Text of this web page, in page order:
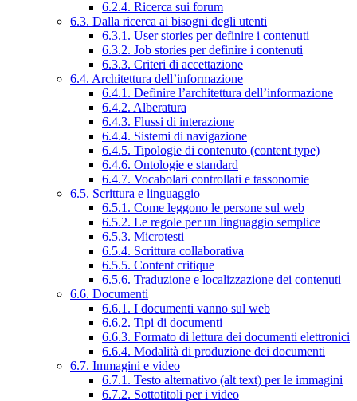
6.2.4. Ricerca sui forum
6.3. Dalla ricerca ai bisogni degli utenti
6.3.1. User stories per definire i contenuti
6.3.2. Job stories per definire i contenuti
6.3.3. Criteri di accettazione
6.4. Architettura dell’informazione
6.4.1. Definire l’architettura dell’informazione
6.4.2. Alberatura
6.4.3. Flussi di interazione
6.4.4. Sistemi di navigazione
6.4.5. Tipologie di contenuto (content type)
6.4.6. Ontologie e standard
6.4.7. Vocabolari controllati e tassonomie
6.5. Scrittura e linguaggio
6.5.1. Come leggono le persone sul web
6.5.2. Le regole per un linguaggio semplice
6.5.3. Microtesti
6.5.4. Scrittura collaborativa
6.5.5. Content critique
6.5.6. Traduzione e localizzazione dei contenuti
6.6. Documenti
6.6.1. I documenti vanno sul web
6.6.2. Tipi di documenti
6.6.3. Formato di lettura dei documenti elettronici
6.6.4. Modalità di produzione dei documenti
6.7. Immagini e video
6.7.1. Testo alternativo (alt text) per le immagini
6.7.2. Sottotitoli per i video